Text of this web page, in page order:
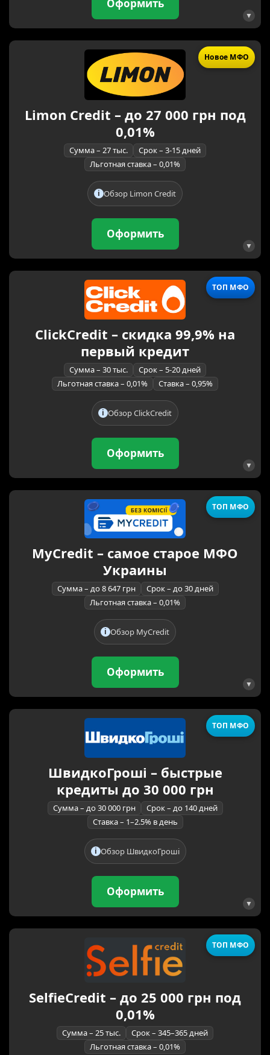
Оформить
Новое МФО
Limon Credit – до 27 000 грн под
0,01%
Сумма – 27 тыс.
Срок – 3-15 дней
Льготная ставка – 0,01%
Обзор Limon Credit
Оформить
ТОП МФО
ClickCredit – скидка 99,9% на
первый кредит
Сумма – 30 тыс.
Срок – 5-20 дней
Льготная ставка – 0,01%
Ставка – 0,95%
Обзор ClickCredit
Оформить
ТОП МФО
MyCredit – самое старое МФО
Украины
Сумма – до 8 647 грн
Срок – до 30 дней
Льготная ставка – 0,01%
Обзор MyCredit
Оформить
ТОП МФО
ШвидкоГроші – быстрые
кредиты до 30 000 грн
Сумма – до 30 000 грн
Срок – до 140 дней
Ставка – 1–2.5% в день
Обзор ШвидкоГроші
Оформить
ТОП МФО
SelfieCredit – до 25 000 грн под
0,01%
Сумма – 25 тыс.
Срок – 345–365 дней
Льготная ставка – 0,01%